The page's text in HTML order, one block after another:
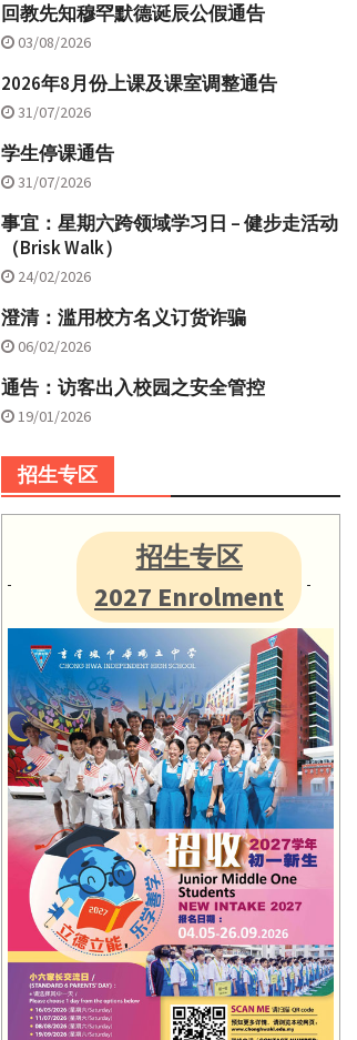
回教先知穆罕默德诞辰公假通告
03/08/2026
2026年8月份上课及课室调整通告
31/07/2026
学生停课通告
31/07/2026
事宜：星期六跨领域学习日 – 健步走活动
（Brisk Walk）
24/02/2026
澄清：滥用校方名义订货诈骗
06/02/2026
通告：访客出入校园之安全管控
19/01/2026
招生专区
招生专区
2027 Enrolment